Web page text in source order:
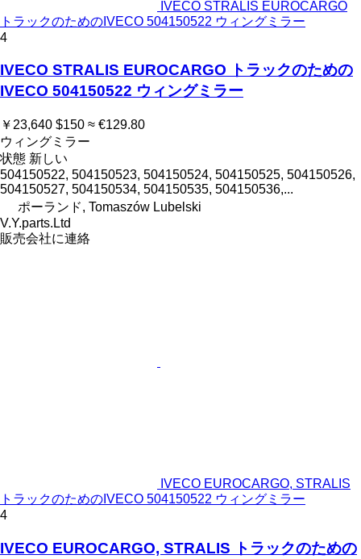
IVECO STRALIS EUROCARGO
トラックのためのIVECO 504150522 ウィングミラー
4
IVECO STRALIS EUROCARGO トラックのための
IVECO 504150522 ウィングミラー
￥23,640 $150 ≈ €129.80
ウィングミラー
状態 新しい
504150522, 504150523, 504150524, 504150525, 504150526,
504150527, 504150534, 504150535, 504150536,...
ポーランド, Tomaszów Lubelski
V.Y.parts.Ltd
販売会社に連絡
IVECO EUROCARGO, STRALIS
トラックのためのIVECO 504150522 ウィングミラー
4
IVECO EUROCARGO, STRALIS トラックのための